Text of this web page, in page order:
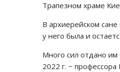
Трапезном храме
В архиерейском
у него была и
Много сил отдано им
2022 г. −